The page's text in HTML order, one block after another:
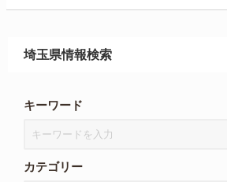
埼玉県情報検索
キーワード
カテゴリー